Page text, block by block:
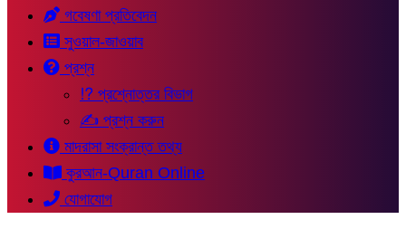
গবেষণা প্রতিবেদন
সুওয়াল-জাওয়াব
প্রশ্ন
⁉ প্রশ্নোত্তর বিভাগ
✍ প্রশ্ন করুন
মাদরাসা সংক্রান্ত তথ্য
কুরআন-Quran Online
যোগাযোগ